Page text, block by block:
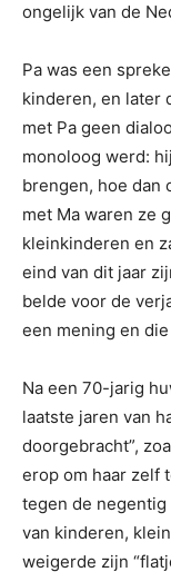
ongelijk van de
Pa was een
kinderen, en later
met Pa geen
monoloog werd:
brengen, hoe dan
met Ma waren ze
kleinkinderen en
eind van dit jaar
belde voor de
een mening en
Na een 70-jarig
laatste jaren van
doorgebracht”,
erop om haar zelf
tegen de negentig
van kinderen,
weigerde zijn